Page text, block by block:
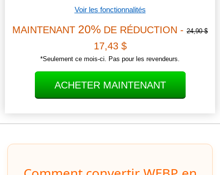
Voir les fonctionnalités
MAINTENANT 20% DE RÉDUCTION - 24,90 $
17,43 $
*Seulement ce mois-ci. Pas pour les revendeurs.
ACHETER MAINTENANT